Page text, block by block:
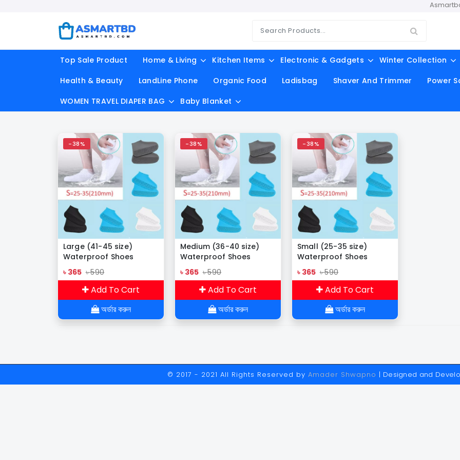
Top Sale Product Home & Living Kitchen Items Electronic & Gadgets Winter Collection
Health & Beauty
LandLine Phone Organic Food Ladisbag Shaver And Trimmer Power
WOMEN TRAVEL DIAPER BAG
Baby Blanket
-38%
Large (41-45 size)
Waterproof Shoes
Cover
৳ 365 ৳ 590
Add To Cart
অর্ডার করুন
-38%
Medium (36-40 size)
Waterproof Shoes
Cover
৳ 365 ৳ 590
Add To Cart
অর্ডার করুন
-38%
Small (25-35 size)
Waterproof Shoes
Cover( স্কুলের বাচ্চাদের জন্য)
৳ 365 ৳ 590
Add To Cart
অর্ডার করুন
© 2017 - 2021 All Rights Reserved byAmader Shwapno | Designed and